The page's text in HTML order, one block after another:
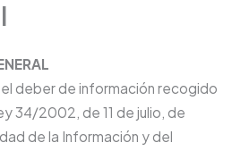
deber de información recogido
34/2002, de 11 de julio, de
de la Información y del